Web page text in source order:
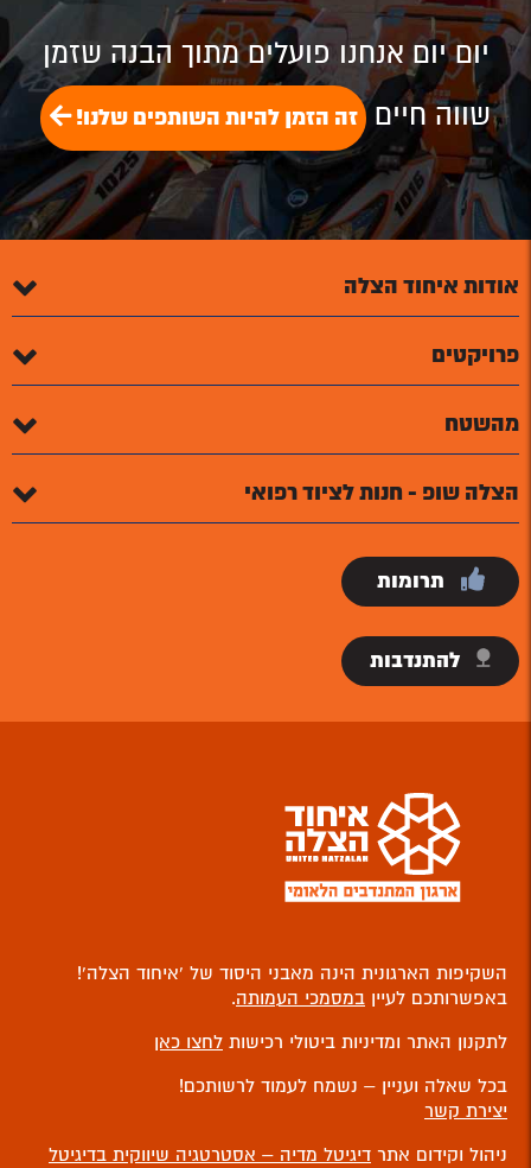
יום יום אנחנו פועלים מתוך הבנה שזמן
שווה חיים זה הזמן להיות השותפים שלנו!
אודות איחוד הצלה
פרויקטים
מהשטח
הצלה שופ - חנות לציוד רפואי
תרומות
להתנדבות
השקיפות הארגונית הינה מאבני היסוד של ‘איחוד הצלה’!
באפשרותכם לעיין במסמכי העמותה.
לתקנון האתר ומדיניות ביטולי רכישות לחצו כאן
בכל שאלה ועניין – נשמח לעמוד לרשותכם!
יצירת קשר
ניהול וקידום אתר דיגיטל מדיה – אסטרטגיה שיווקית בדיגיטל